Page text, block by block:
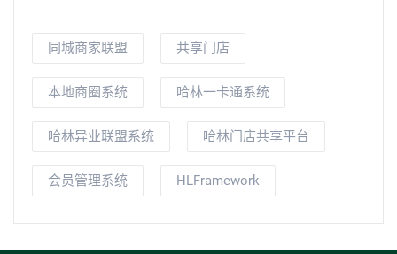
同城商家联盟 共享门店
本地商圈系统 哈林一卡通系统
哈林异业联盟系统 哈林门店共享平台
会员管理系统 HLFramework